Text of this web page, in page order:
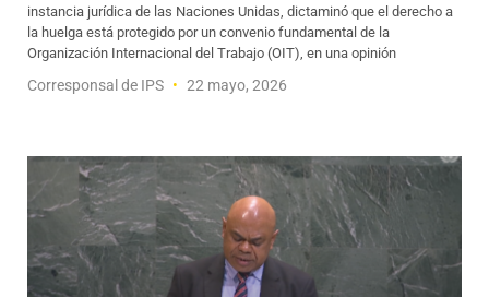
instancia jurídica de las Naciones Unidas, dictaminó que el derecho a
la huelga está protegido por un convenio fundamental de la
Organización Internacional del Trabajo (OIT), en una opinión
Corresponsal de IPS 22 mayo, 2026